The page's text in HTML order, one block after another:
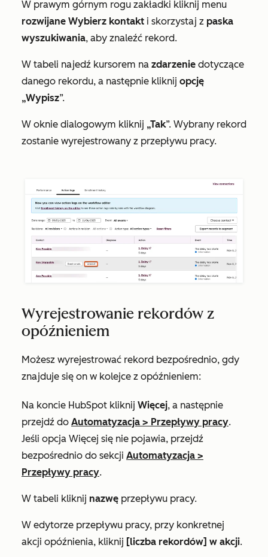
W prawym górnym rogu zakładki kliknij menu
rozwijane Wybierz kontakt i skorzystaj z paska
wyszukiwania, aby znaleźć rekord.
W tabeli najedź kursorem na zdarzenie dotyczące
danego rekordu, a następnie kliknij opcję
„Wypisz”.
W oknie dialogowym kliknij „Tak”. Wybrany rekord
zostanie wyrejestrowany z przepływu pracy.
Wyrejestrowanie rekordów z
opóźnieniem
Możesz wyrejestrować rekord bezpośrednio, gdy
znajduje się on w kolejce z opóźnieniem:
Na koncie HubSpot kliknij Więcej, a następnie
przejdź do Automatyzacja > Przepływy pracy.
Jeśli opcja Więcej się nie pojawia, przejdź
bezpośrednio do sekcji Automatyzacja >
Przepływy pracy.
W tabeli kliknij nazwę przepływu pracy.
W edytorze przepływu pracy, przy konkretnej
akcji opóźnienia, kliknij [liczba rekordów] w akcji.